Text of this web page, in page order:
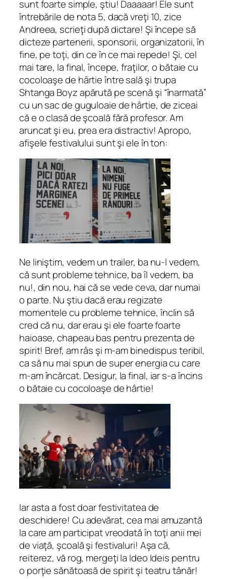
sunt foarte simple, ştiu! Daaaaar! Ele sunt
întrebările de nota 5, dacă vreţi 10, zice
Andreea, scrieţi după dictare! Şi începe să
dicteze partenerii, sponsorii, organizatorii, în
fine, pe toţi, din ce în ce mai repede! Şi, cel
mai tare, la final, începe, fraţilor, o bătaie cu
cocoloaşe de hârtie între sală şi trupa
Shtanga Boyz apărută pe scenă şi “înarmată”
cu un sac de guguloaie de hârtie, de ziceai
că e o clasă de şcoală fără profesor. Am
aruncat şi eu, prea era distractiv! Apropo,
afişele festivalului sunt şi ele în ton:
Ne liniştim, vedem un trailer, ba nu-l vedem,
că sunt probleme tehnice, ba îl vedem, ba
nu!, din nou, hai că se vede ceva, dar numai
o parte. Nu ştiu dacă erau regizate
momentele cu probleme tehnice, înclin să
cred că nu, dar erau şi ele foarte foarte
haioase, chapeau bas pentru prezenta de
spirit! Bref, am râs şi m-am binedispus teribil,
ca să nu mai spun de super energia cu care
m-am încărcat. Desigur, la final, iar s-a încins
o bătaie cu cocoloaşe de hârtie!
Iar asta a fost doar festivitatea de
deschidere! Cu adevărat, cea mai amuzantă
la care am participat vreodată în toţi anii mei
de viaţă, şcoală şi festivaluri! Aşa că,
reiterez, vă rog, mergeţi la Ideo Ideis pentru
o porţie sănătoasă de spirit şi teatru tânăr!